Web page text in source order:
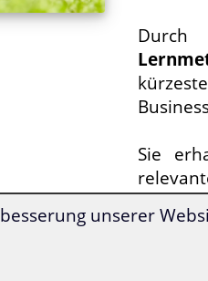
Sie
unserer